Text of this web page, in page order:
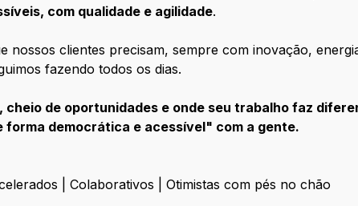
com qualidade e agilidade.
nossos clientes precisam, sempre com inovação,
fazendo todos os dias.
cheio de oportunidades e onde seu trabalho faz
democrática e acessível" com a gente.
| Colaborativos | Otimistas com pés no chão